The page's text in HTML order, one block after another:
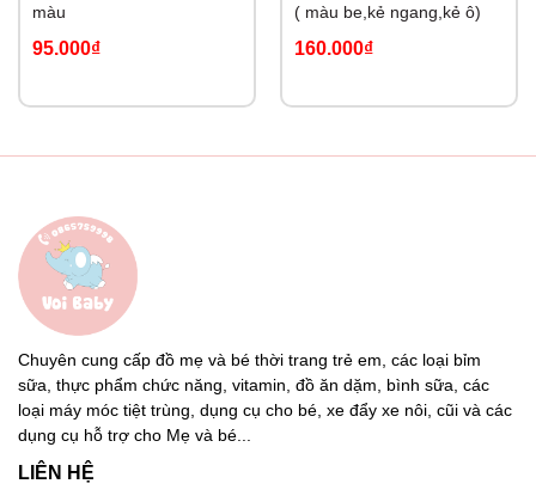
màu
95.000₫
( màu be,kẻ ngang,kẻ ô)
160.000₫
Chuyên cung cấp đồ mẹ và bé thời trang trẻ em, các loại bỉm
sữa, thực phẩm chức năng, vitamin, đồ ăn dặm, bình sữa, các
loại máy móc tiệt trùng, dụng cụ cho bé, xe đẩy xe nôi, cũi và các
dụng cụ hỗ trợ cho Mẹ và bé...
LIÊN HỆ